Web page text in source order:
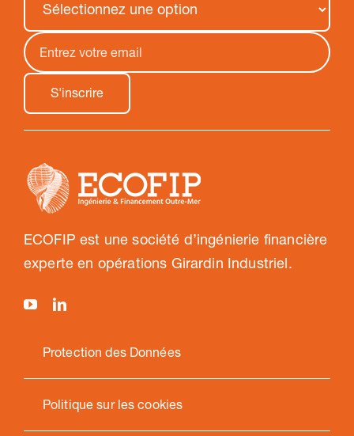
ECOFIP est une société d’ingénierie financière
experte en opérations Girardin Industriel.
Protection des Données
Politique sur les cookies